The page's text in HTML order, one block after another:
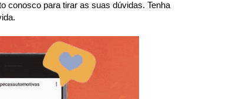
conosco para tirar as suas dúvidas. Tenha